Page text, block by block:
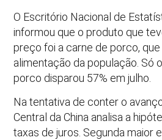
O Escritório Nacional de
informou que o produto que
preço foi a carne de porco, que
alimentação da população. Só
porco disparou 57% em julho.
Na tentativa de conter o
Central da China analisa a
taxas de juros. Segunda maior